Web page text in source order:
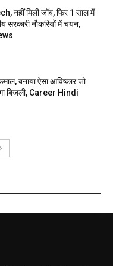
नहीं मिली जॉब, फिर 1 साल में
सरकारी नौकरियों में चयन,
बनाया ऐसा आविष्कार जो
बिजली, Career Hindi